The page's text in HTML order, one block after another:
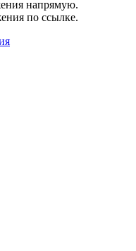
напрямую.
по ссылке.